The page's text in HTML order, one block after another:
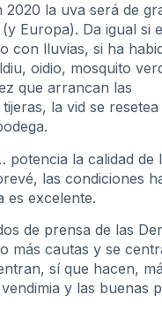
2020 la uva será de
Europa). Da igual si
con lluvias, si ha
oidio, mosquito
que arrancan las
la vid se resetea
la calidad de
las condiciones
es excelente.
de prensa de las
más cautas y se
sí que hacen,
y las buenas